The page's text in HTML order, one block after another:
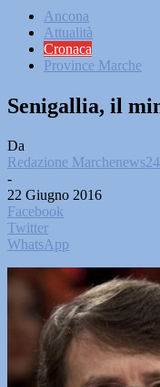
Ancona
Attualità
Cronaca
Province Marche
Senigallia, il
Da
Redazione Marchenews24
-
22 Giugno 2016
Facebook
Twitter
WhatsApp